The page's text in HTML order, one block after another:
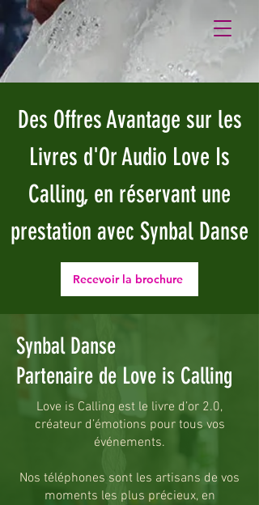
Des Offres Avantage sur les
Livres d'Or Audio Love Is
Calling, en réservant une
prestation avec Synbal Danse
Recevoir la brochure
Synbal Danse
Partenaire de Love is Calling
Love is Calling est le livre d’or 2.0,
créateur d’émotions pour tous vos
événements.
Nos téléphones sont les artisans de vos
moments les plus précieux, en